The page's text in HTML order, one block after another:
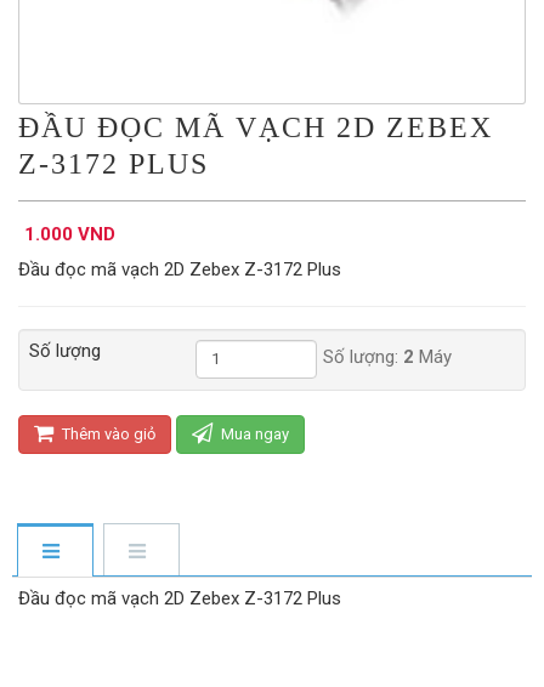
ĐẦU ĐỌC MÃ VẠCH 2D ZEBEX
Z-3172 PLUS
1.000 VND
Đầu đọc mã vạch 2D Zebex Z-3172 Plus
Số lượng Số lượng: 2 Máy
Thêm vào giỏ Mua ngay
Đầu đọc mã vạch 2D Zebex Z-3172 Plus